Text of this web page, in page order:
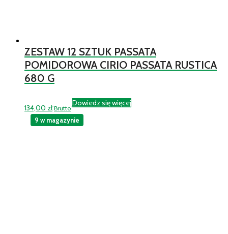
ZESTAW 12 SZTUK PASSATA
POMIDOROWA CIRIO PASSATA RUSTICA
680 G
134,00 zł Brutto
Dowiedz się więcej
9 w magazynie